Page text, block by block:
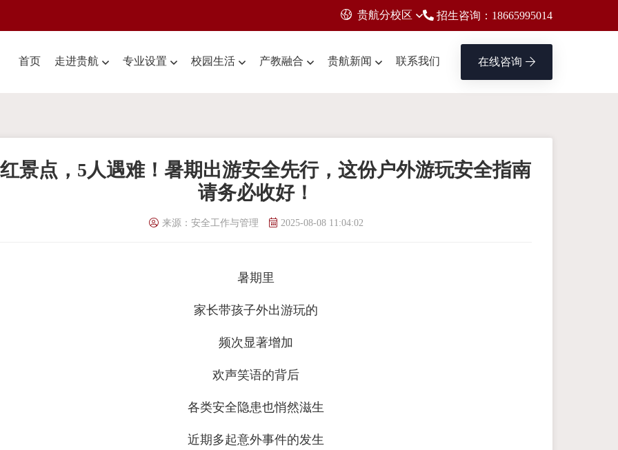
贵航分校区 招生咨询：18665995014
首页 走进贵航 专业设置 校园生活 产教融合 贵航新闻 联系我们 在线咨询
景点，5人遇难！暑期出游安全先行，这份户外游玩安全指南
请务必收好！
来源：安全工作与管理 2025-08-08 11:04:02
暑期里
家长带孩子外出游玩的
频次显著增加
欢声笑语的背后
各类安全隐患也悄然滋生
近期多起意外事件的发生